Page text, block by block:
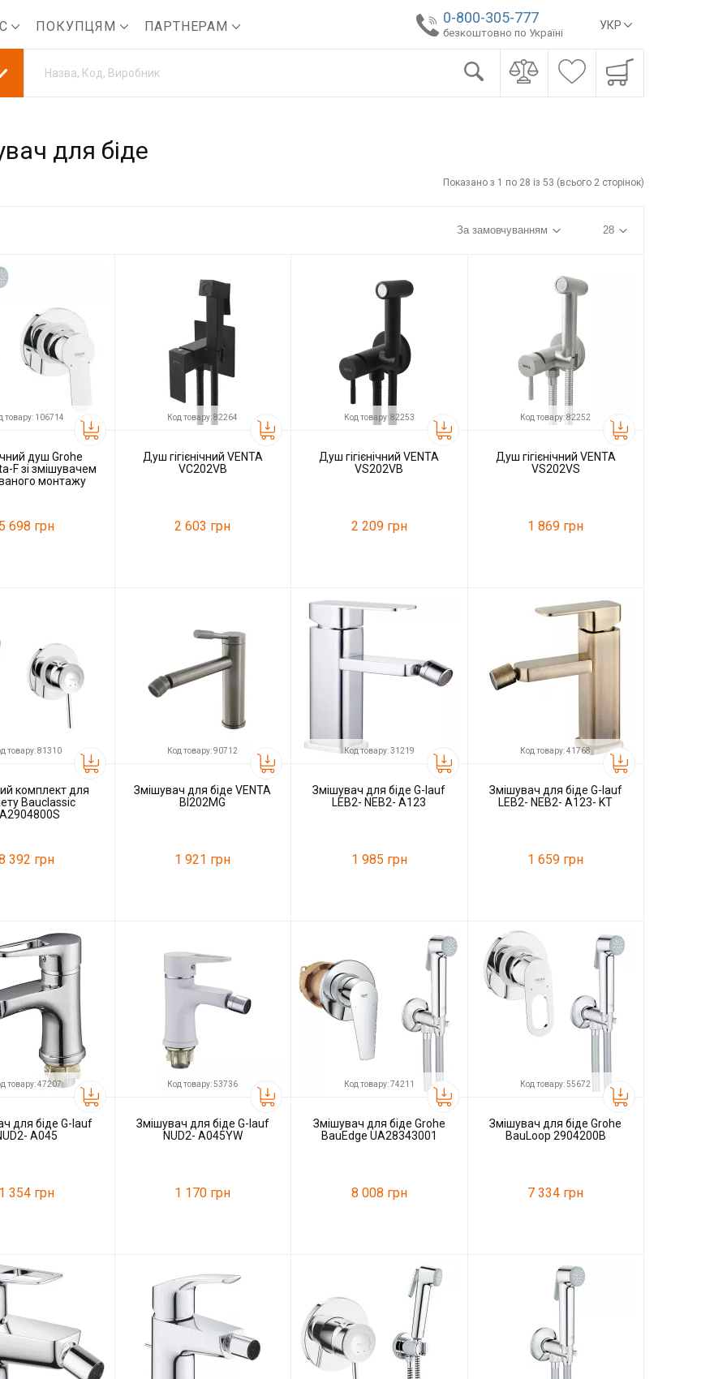
ПОКУПЦЯМ ПАРТНЕРАМ УКР
0-800-305-777
безкоштовно по Україні
для біде
Показано з 1 по 28 із 53 (всього 2 сторінок)
товару: 106714
душ Grohe
F зі змішувачем
монтажу
5 698 грн
Код товару: 82264
Душ гігієнічний VENTA
VC202VB
2 603 грн
Код товару: 82253
Душ гігієнічний VENTA
VS202VB
2 209 грн
Виробник
Код товару: 82252
Душ гігієнічний VENTA
VS202VS
1 869 грн
VENTA
товару: 81310
комплект для
Bauclassic
392 грн
Код товару: 90712
Змiшувач для бiде VENTA
BI202MG
1 921 грн
Код товару: 31219
Змішувач для біде G-lauf
LEB2- NEB2- A123
1 985 грн
Код товару: 41768
Змішувач для біде G-lauf
LEB2- NEB2- A123- KT
1 659 грн
Виробник
товару: 47207
для біде G-lauf
A045
1 354 грн
Код товару: 53736
Змішувач для біде G-lauf
NUD2- A045YW
1 170 грн
Код товару: 74211
Змішувач для біде Grohe
BauEdge UA28343001
8 008 грн
Grohe
Код товару: 55672
Змішувач для біде Grohe
BauLoop 2904200B
7 334 грн